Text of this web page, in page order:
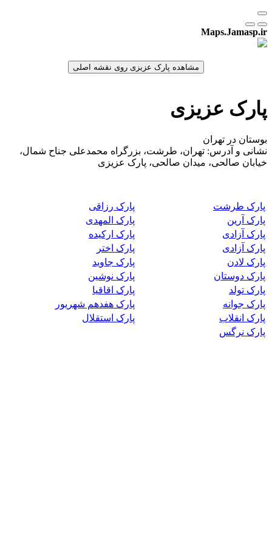
Maps.Jamasp.ir
پارک عزیزی
بوستان در تهران
نشانی و آدرس: تهران، طرشت، بزرگراه محمدعلی جناح شمال،
خیابان صالحی، میدان صالحی، پارک عزیزی
پارک طرشت
پارک رزاقی
پارک آرین
پارک المهدی
پارک آزادی
پارک ارکیده
پارک آزادی
پارک اختر
پارک لادن
پارک جاوید
پارک دوستان
پارک نوشین
پارک تولد
پارک اقاقیا
پارک جوانه
پارک هفدهم شهریور
پارک انقلاب
پارک استقلال
پارک نرگس